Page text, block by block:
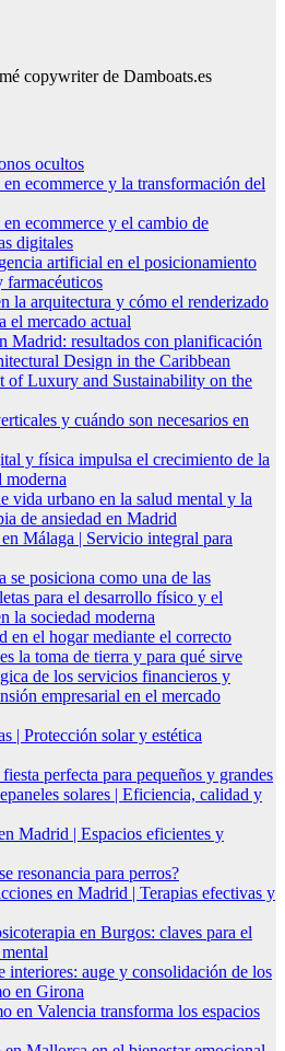
copywriter de Damboats.es
ocultos
en ecommerce y la transformación del
en ecommerce y el cambio de
digitales
artificial en el posicionamiento
farmacéuticos
la arquitectura y cómo el renderizado
el mercado actual
Madrid: resultados con planificación
Design in the Caribbean
of Luxury and Sustainability on the
y cuándo son necesarios en
y física impulsa el crecimiento de la
moderna
vida urbano en la salud mental y la
de ansiedad en Madrid
Málaga | Servicio integral para
se posiciona como una de las
para el desarrollo físico y el
la sociedad moderna
en el hogar mediante el correcto
la toma de tierra y para qué sirve
de los servicios financieros y
empresarial en el mercado
| Protección solar y estética
perfecta para pequeños y grandes
solares | Eficiencia, calidad y
Madrid | Espacios eficientes y
resonancia para perros?
en Madrid | Terapias efectivas y
en Burgos: claves para el
interiores: auge y consolidación de los
en Girona
en Valencia transforma los espacios